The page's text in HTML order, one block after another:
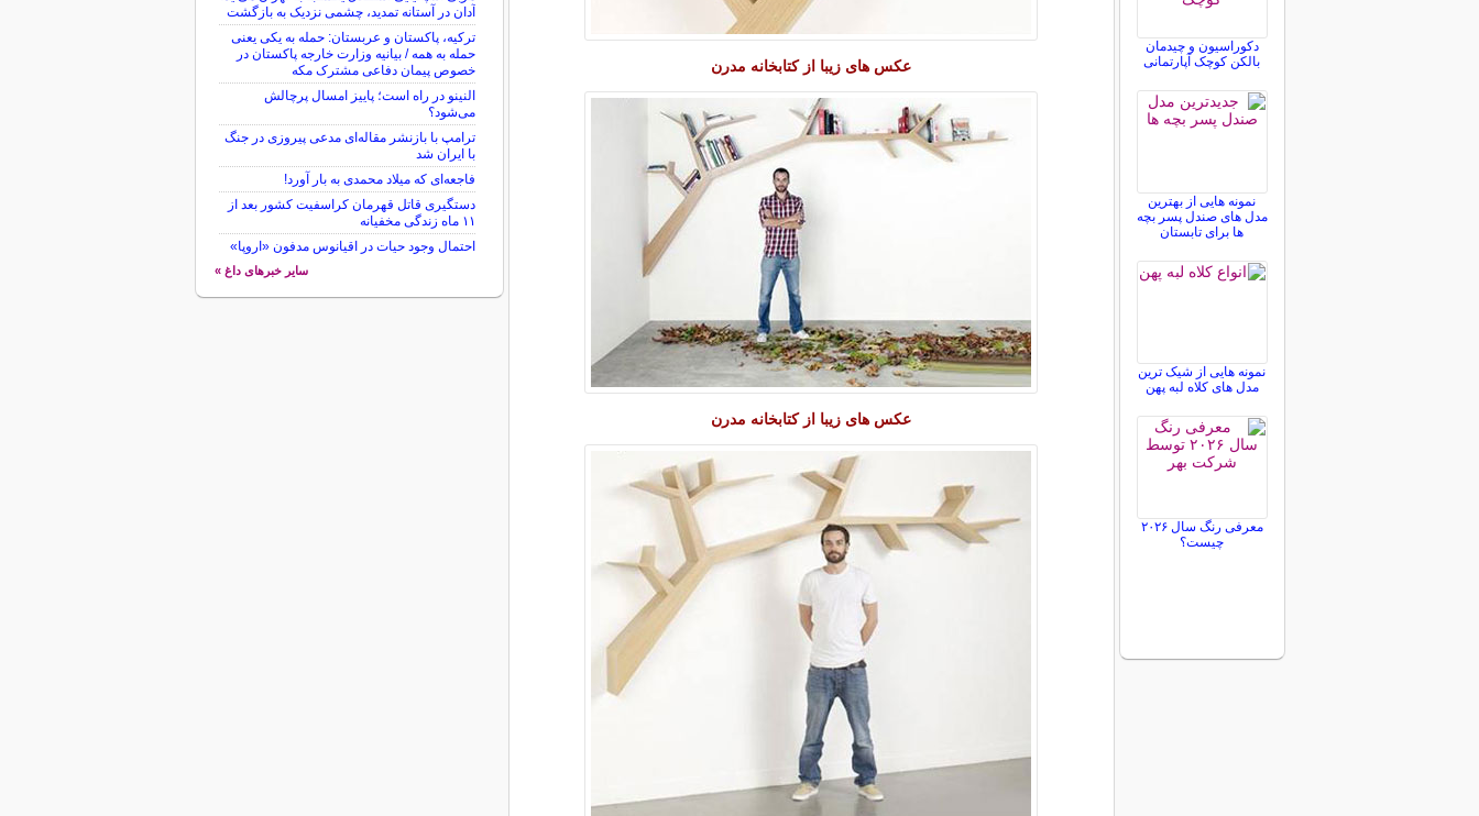
عکس های زیبا از کتابخانه مدرن
عکس های زیبا از کتابخانه مدرن
دکوراسیون و چیدمان
بالکن کوچک آپارتمانی
نمونه هایی از بهترین
مدل های صندل پسر بچه
ها برای تابستان
نمونه هایی از شیک ترین
مدل های کلاه لبه پهن
معرفی رنگ سال ۲۰۲۶
چیست؟
آدان در آستانه تمدید، چشمی نزدیک به بازگشت
ترکیه، پاکستان و عربستان: حمله به یکی یعنی
حمله به همه / بیانیه وزارت خارجه پاکستان در
خصوص پیمان دفاعی مشترک مکه
النینو در راه است؛ پاییز امسال پرچالش
می‌شود؟
ترامپ با بازنشر مقاله‌ای مدعی پیروزی در جنگ
با ایران شد
فاجعه‌ای که میلاد محمدی به بار آورد!
دستگیری قاتل قهرمان کراسفیت کشور بعد از
۱۱ ماه زندگی مخفیانه
احتمال وجود حیات در اقیانوس مدفون «اروپا»
سایر خبرهای داغ »